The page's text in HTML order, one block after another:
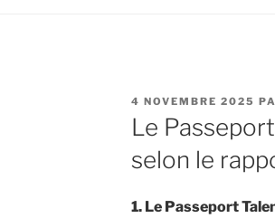
4 NOVEMBRE 2025
Le
selon le
1. Le Passeport